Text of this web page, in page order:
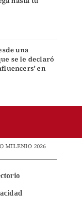
una
se le declaró
en
MILENIO 2026